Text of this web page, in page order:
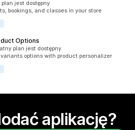
21
plan jest dostępny
bookings, and classes in your store
Options
2864
plan jest dostępny
options with product personalizer
aplikację?